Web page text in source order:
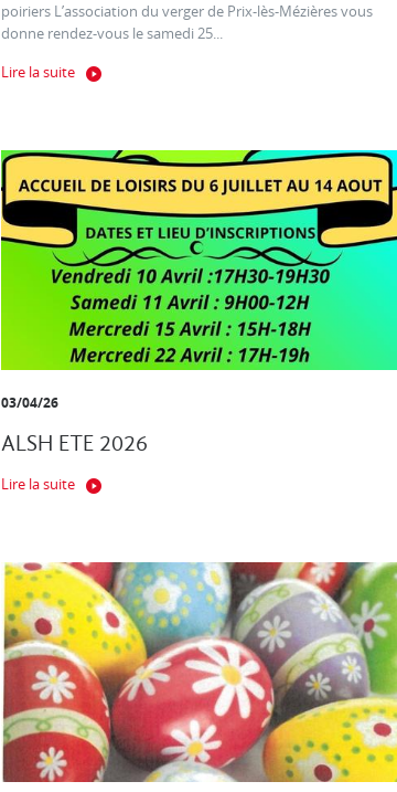
poiriers L’association du verger de Prix-lès-Mézières vous
donne rendez-vous le samedi 25...
Lire la suite
03/04/26
ALSH ETE 2026
Lire la suite